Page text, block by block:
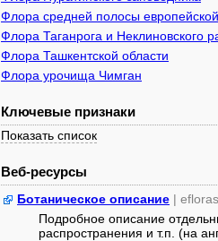
Флора средней полосы
Флора Таганрога и Неклиновского
Флора Ташкентской области
Флора урочища Чимган
Ключевые признаки
Показать список
Веб-ресурсы
Ботаническое описание |
Подробное описание
распространения и т.п. (на